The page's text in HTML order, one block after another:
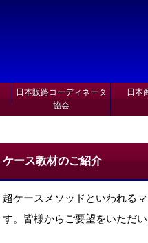
日本販路コーディネータ
協会
日本
ケース教材のご紹介
超ケースメソッドといわれる
す。皆様からご要望をいただ